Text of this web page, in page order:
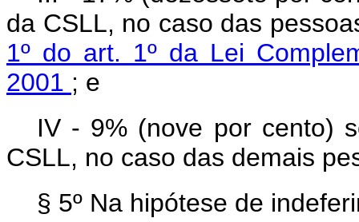
da CSLL, no caso das
1º do art. 1º da Lei
2001 ; e
IV - 9% (nove por cento)
CSLL, no caso das demais
§ 5º Na hipótese de